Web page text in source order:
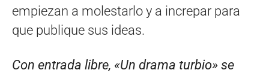
empiezan a molestarlo y a increpar para
que publique sus ideas.
Con entrada libre, «Un drama turbio» se